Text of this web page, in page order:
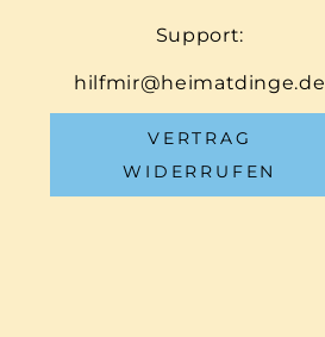
Support:
hilfmir@heimatdinge.de
VERTRAG
WIDERRUFEN